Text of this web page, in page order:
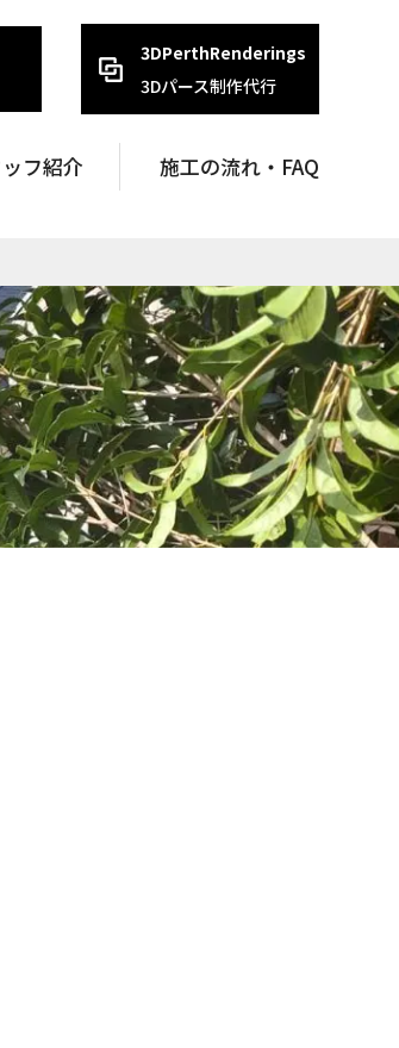
フ紹介 施工の流れ・FAQ
3DPerthRenderings
3Dパース制作代行